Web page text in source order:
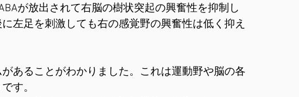
が放出されて右脳の樹状突起の興奮性を抑制し
左足を刺激しても右の感覚野の興奮性は低く抑え
あることがわかりました。これは運動野や脳の各
す。